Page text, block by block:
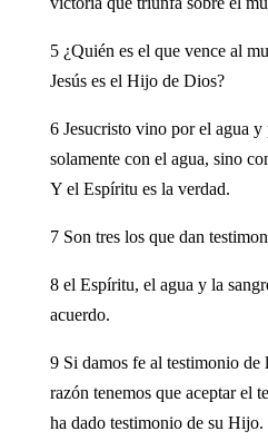
5 ¿Quién es el que vence al
Jesús es el Hijo de Dios?
6 Jesucristo vino por el agua y
solamente con el agua, sino
Y el Espíritu es la verdad.
7 Son tres los que dan
8 el Espíritu, el agua y la
acuerdo.
9 Si damos fe al testimonio de
razón tenemos que aceptar el
ha dado testimonio de su Hijo.